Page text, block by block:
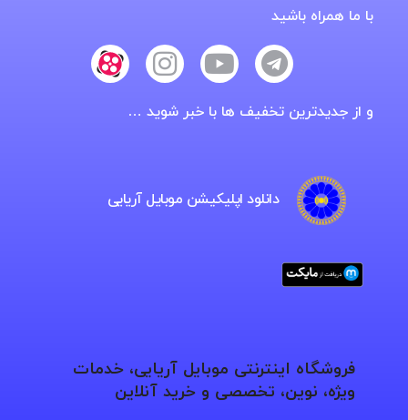
با ما همراه باشید
و از جدیدترین تخفیف ها با خبر شوید …
دانلود اپلیکیشن موبایل آریایی
فروشگاه اینترنتی موبایل آریایی، خدمات
ویژه، نوین، تخصصی و خرید آنلاین